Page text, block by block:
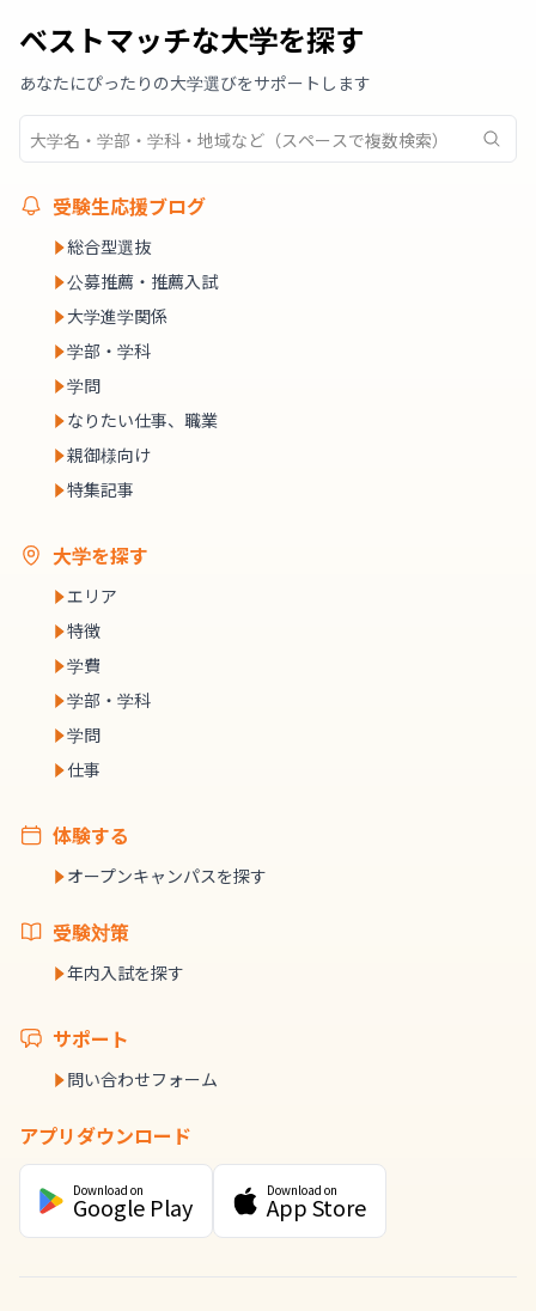
ベストマッチな大学を探す
あなたにぴったりの大学選びをサポートします
受験生応援ブログ
総合型選抜
公募推薦・推薦入試
大学進学関係
学部・学科
学問
なりたい仕事、職業
親御様向け
特集記事
大学を探す
エリア
特徴
学費
学部・学科
学問
仕事
体験する
オープンキャンパスを探す
受験対策
年内入試を探す
サポート
問い合わせフォーム
アプリダウンロード
Download on
Google Play
Download on
App Store